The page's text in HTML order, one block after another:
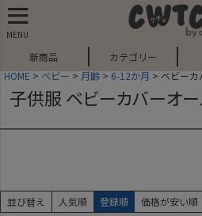
MENU
新商品 カテゴリー
HOME
ベビー 月齢 6-12か月 ベビー
子供服 ベビーカバーオ
並び替え 人気順 登録順 価格が安い順